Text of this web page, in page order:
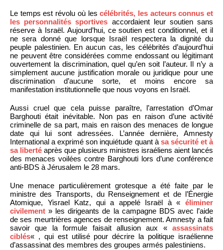
Le temps est révolu où lescélébrités, les acteurs connus et
les personnalités sportives accordaient leur soutien sans
réserve à Israël. Aujourd’hui, ce soutien est conditionnel, et il
ne sera donné que lorsque Israël respectera la dignité du
peuple palestinien. En aucun cas, les célébrités d’aujourd’hui
ne peuvent être considérées comme endossant ou légitimant
ouvertement la discrimination, quel qu’en soit l’auteur. Il n’y a
simplement aucune justification morale ou juridique pour une
discrimination d’aucune sorte, et moins encore sa
manifestation institutionnelle que nous voyons en Israël.
Aussi cruel que cela puisse paraître, l’arrestation d’Omar
Barghouti était inévitable. Non pas en raison d’une activité
criminelle de sa part, mais en raison des menaces de longue
date qui lui sont adressées. L’année dernière, Amnesty
International a exprimé son inquiétude quant à sa sécurité et à
sa liberté après que plusieurs ministres israéliens aient lancés
des menaces voilées contre Barghouti lors d’une conférence
anti-BDS à Jérusalem le 28 mars.
Une menace particulièrement grotesque a été faite par le
ministre des Transports, du Renseignement et de l’Énergie
Atomique, Yisrael Katz, qui a appelé Israël à « éliminer
civilement » les dirigeants de la campagne BDS avec l’aide
de ses meurtrières agences de renseignement. Amnesty a fait
savoir que la formule faisait allusion aux « assassinats
ciblés« , qui est utilisé pour décrire la politique israélienne
d’assassinat des membres des groupes armés palestiniens.